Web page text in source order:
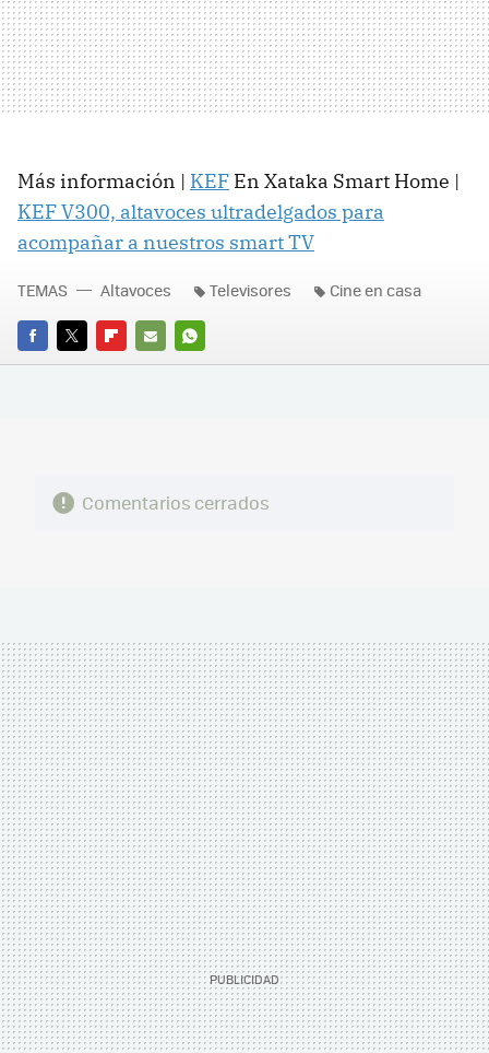
Más información | KEF En Xataka Smart Home |
KEF V300, altavoces ultradelgados para
acompañar a nuestros smart TV
FACEBOOK
TWITTERFLIPBOARD
E-
WHATSAPP
TEMAS Altavoces Televisores Cine en casa
Comentarios cerrados